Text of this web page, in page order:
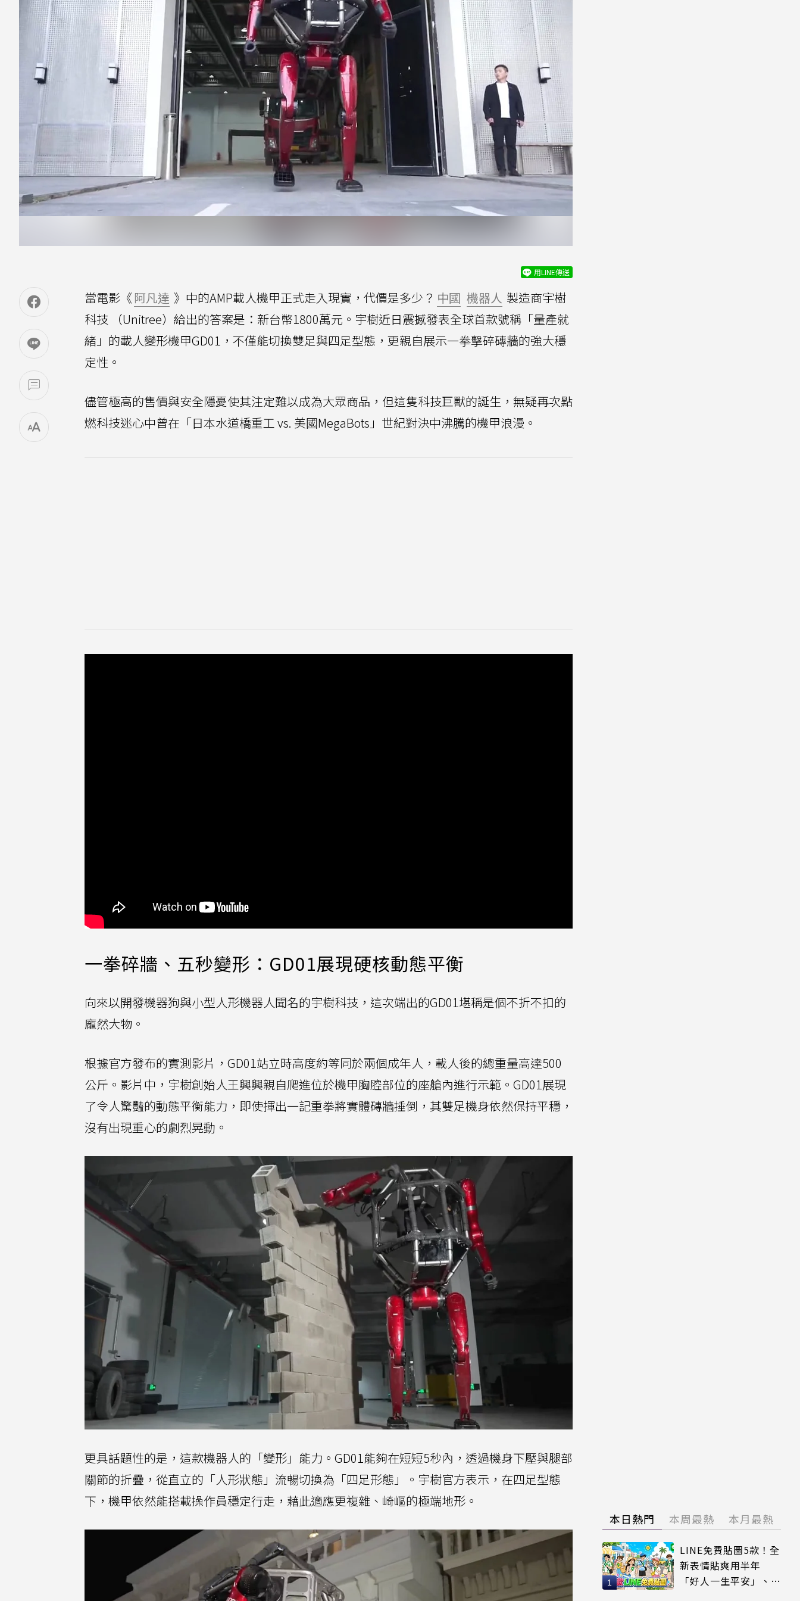
用LINE傳送
當電影《 阿凡達 》中的AMP載人機甲正式走入現實，代價是多少？ 中國 機器人 製造商宇樹
科技 （Unitree）給出的答案是：新台幣1800萬元。宇樹近日震撼發表全球首款號稱「量產就
緒」的載人變形機甲GD01，不僅能切換雙足與四足型態，更親自展示一拳擊碎磚牆的強大穩
定性。
儘管極高的售價與安全隱憂使其注定難以成為大眾商品，但這隻科技巨獸的誕生，無疑再次點
燃科技迷心中曾在「日本水道橋重工 vs. 美國MegaBots」世紀對決中沸騰的機甲浪漫。
一拳碎牆、五秒變形：GD01展現硬核動態平衡
向來以開發機器狗與小型人形機器人聞名的宇樹科技，這次端出的GD01堪稱是個不折不扣的
龐然大物。
根據官方發布的實測影片，GD01站立時高度約等同於兩個成年人，載人後的總重量高達500
公斤。影片中，宇樹創始人王興興親自爬進位於機甲胸腔部位的座艙內進行示範。GD01展現
了令人驚豔的動態平衡能力，即使揮出一記重拳將實體磚牆捶倒，其雙足機身依然保持平穩，
沒有出現重心的劇烈晃動。
更具話題性的是，這款機器人的「變形」能力。GD01能夠在短短5秒內，透過機身下壓與腿部
關節的折疊，從直立的「人形狀態」流暢切換為「四足形態」。宇樹官方表示，在四足型態
下，機甲依然能搭載操作員穩定行走，藉此適應更複雜、崎嶇的極端地形。
本日熱門 本周最熱 本月最熱
LINE免費貼圖5款！全
新表情貼爽用半年
「好人一生平安」、